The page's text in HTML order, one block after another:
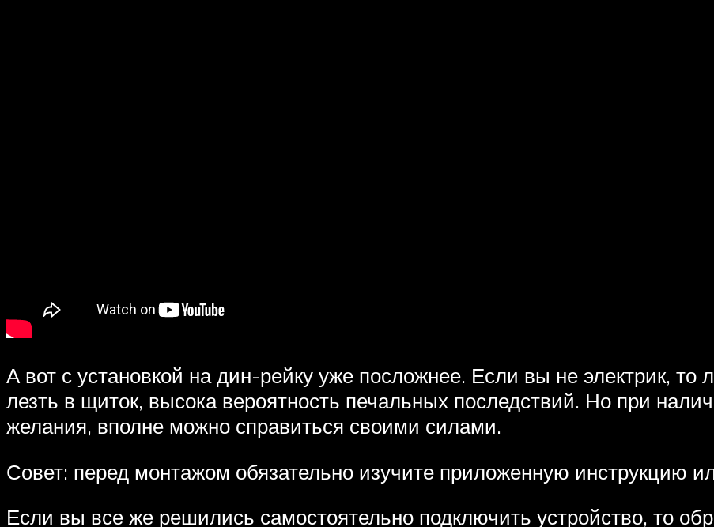
А вот с установкой на дин-рейку уже посложнее. Если вы не электрик, то
лезть в щиток, высока вероятность печальных последствий. Но при
желания, вполне можно справиться своими силами.
Совет: перед монтажом обязательно изучите приложенную инструкцию
Если вы все же решились самостоятельно подключить устройство, то